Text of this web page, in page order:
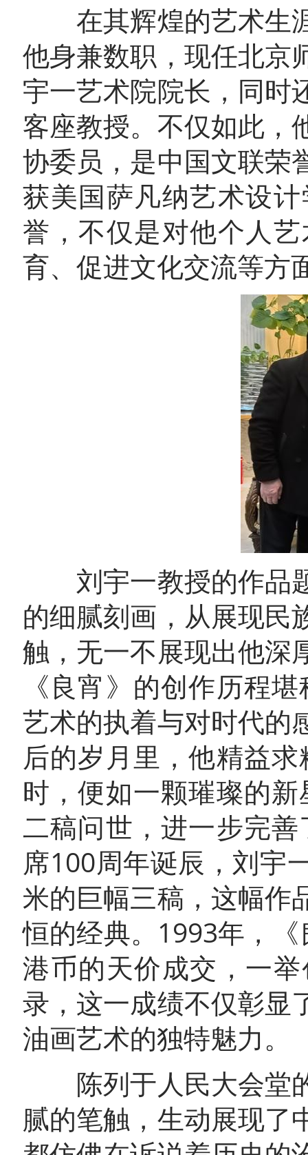
在其辉煌的艺术生涯
他身兼数职，现任北京
宇一艺术院院长，同时
客座教授。不仅如此，
协委员，是中国文联荣
获美国萨凡纳艺术设
誉，不仅是对他个人
育、促进文化交流等方
刘宇一教授的作品题
的细腻刻画，从展现民
触，无一不展现出他深
《良宵》的创作历程
艺术的执着与对时代的
后的岁月里，他精益
时，便如一颗璀璨的
二稿问世，进一步完
席100周年诞辰，刘宇
米的巨幅三稿，这幅作
恒的经典。1993年，
港币的天价成交，一
录，这一成绩不仅彰显
油画艺术的独特魅力。
陈列于人民大会堂的
腻的笔触，生动展现了